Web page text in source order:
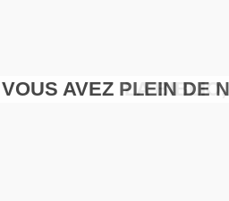
VOUS AVEZ PLEIN DE
LA